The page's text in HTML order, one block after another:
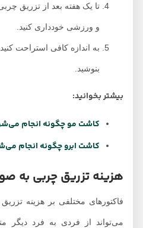
تا یک هفته بعد از تزریق چربی
و ورزشی خودداری کنید.
به اندازه کافی استراحت کنید و
بنوشید.
بیشتر بخوانید:
کاشت مو چگونه انجام می‌شود؟
کاشت ابرو چگونه انجام می‌شود؟
هزینه تزریق چربی به صورت 1402
فاکتورهای مختلفی بر هزینه تزریق
می‌تواند از فردی به فرد دیگر